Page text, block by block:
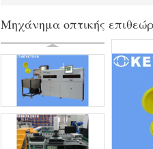
Μηχάνημα οπτικής